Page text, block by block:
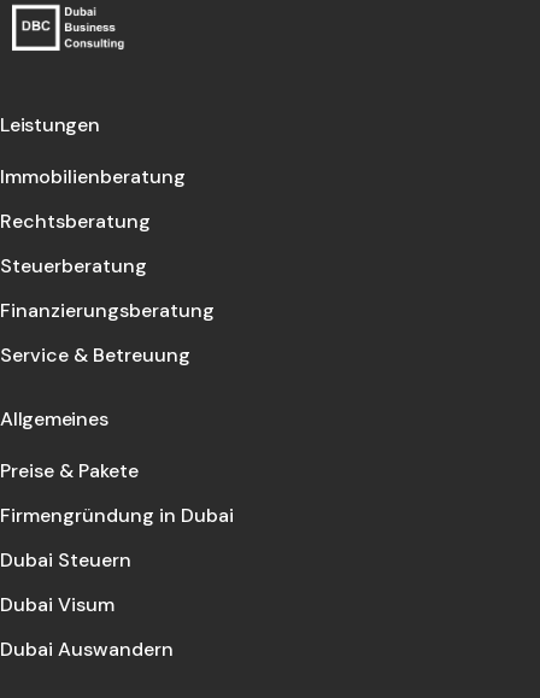
Leistungen
Immobilienberatung
Rechtsberatung
Steuerberatung
Finanzierungsberatung
Service & Betreuung
Allgemeines
Preise & Pakete
Firmengründung in Dubai
Dubai Steuern
Dubai Visum
Dubai Auswandern